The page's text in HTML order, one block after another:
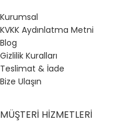
Kurumsal
KVKK Aydınlatma Metni
Blog
Gizlilik Kuralları
Teslimat & İade
Bize Ulaşın
MÜŞTERI HIZMETLERI